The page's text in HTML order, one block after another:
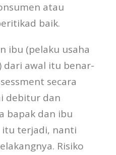
atau
baik.
ibu (pelaku usaha
dari awal itu benar-
secara
debitur dan
bapak dan ibu
itu terjadi, nanti
Risiko